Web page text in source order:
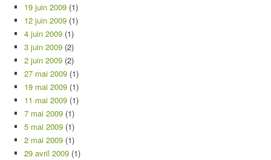
19 juin 2009 (1)
12 juin 2009 (1)
4 juin 2009 (1)
3 juin 2009 (2)
2 juin 2009 (2)
27 mai 2009 (1)
19 mai 2009 (1)
11 mai 2009 (1)
7 mai 2009 (1)
5 mai 2009 (1)
2 mai 2009 (1)
29 avril 2009 (1)